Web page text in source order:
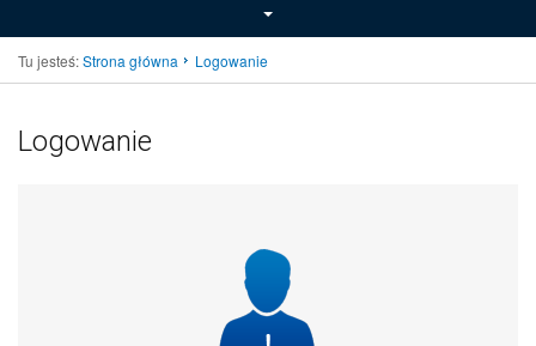
Tu jesteś:Strona główna Logowanie
Logowanie